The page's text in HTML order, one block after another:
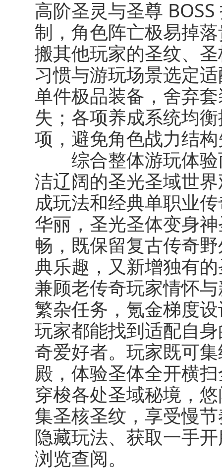
高阶圣灵与圣尊
制，角色阵亡极易掉
搬其他玩家的圣纹、
习惯与游玩场景选定
单件极品装备，舍弃
失；各项养成系统均
项，避免角色战力结
综合整体游玩体验
洁辽阔的圣光圣域世
成玩法和经典单职业
华丽，圣光圣体变身
畅，既保留复古传奇
典乐趣，又新增独有
兼顾老传奇玩家情怀
繁杂任务，氪金梯度
玩家都能找到适配自
奇爱好者。玩家既可
殿，体验圣体全开横
穿梭各处圣域秘境，
集圣核圣纹，享受慢
隐藏玩法、获取一手
浏览查阅。